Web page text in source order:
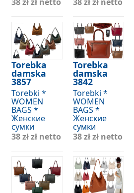
Torebka
damska
3857
Torebki *
WOMEN
BAGS *
Женские
сумки
38 złzł netto
Torebka
damska
3842
Torebki *
WOMEN
BAGS *
Женские
сумки
38 złzł netto